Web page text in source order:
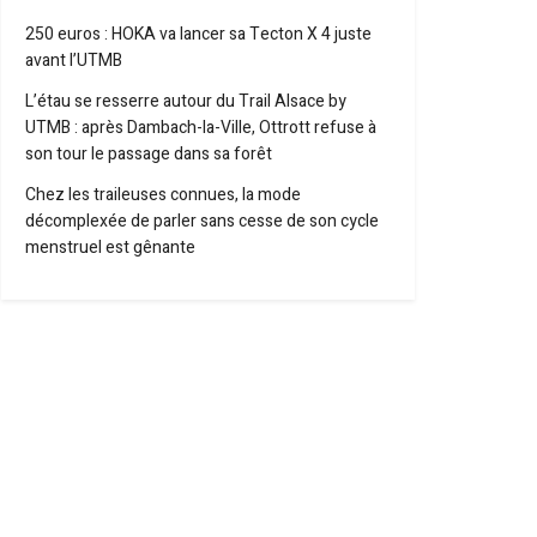
250 euros : HOKA va lancer sa Tecton X 4 juste
avant l’UTMB
L’étau se resserre autour du Trail Alsace by
UTMB : après Dambach-la-Ville, Ottrott refuse à
son tour le passage dans sa forêt
Chez les traileuses connues, la mode
décomplexée de parler sans cesse de son cycle
menstruel est gênante